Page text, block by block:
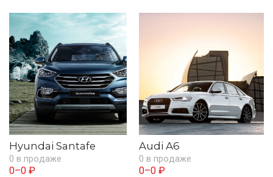
Hyundai Santafe
0 в продаже
0–0 ₽
Audi A6
0 в продаже
0–0 ₽